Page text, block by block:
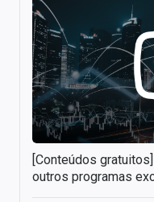
[Conteúdos
outros programas